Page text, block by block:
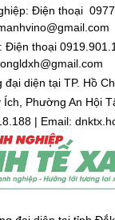
Điện thoại
Điện thoại
đại diện tại TP. Hồ
Phường An Hội
| Email: